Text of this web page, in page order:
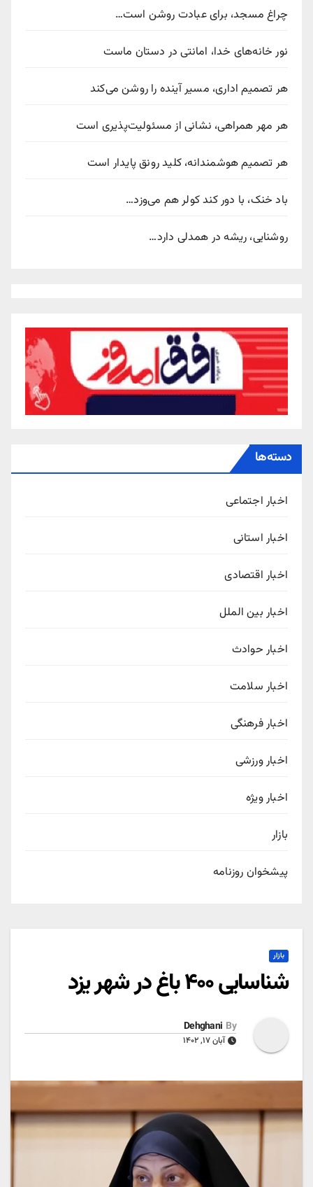
چراغ مسجد، برای عبادت روشن است…
نور خانه‌های خدا، امانتی در دستان ماست
هر تصمیم اداری، مسیر آینده را روشن می‌کند
هر مهر همراهی، نشانی از مسئولیت‌پذیری است
هر تصمیم هوشمندانه، کلید رونق پایدار است
باد خنک، با دور کند کولر هم می‌وزد…
روشنایی، ریشه در همدلی دارد…
دسته‌ها
اخبار اجتماعی
اخبار استانی
اخبار اقتصادی
اخبار بین الملل
اخبار حوادث
اخبار سلامت
اخبار فرهنگی
اخبار ورزشی
اخبار ویژه
بازار
پیشخوان روزنامه
بازار
شناسایی ۴۰۰ باغ در شهر یزد
By
Dehghani
آبان ۱۷, ۱۴۰۲